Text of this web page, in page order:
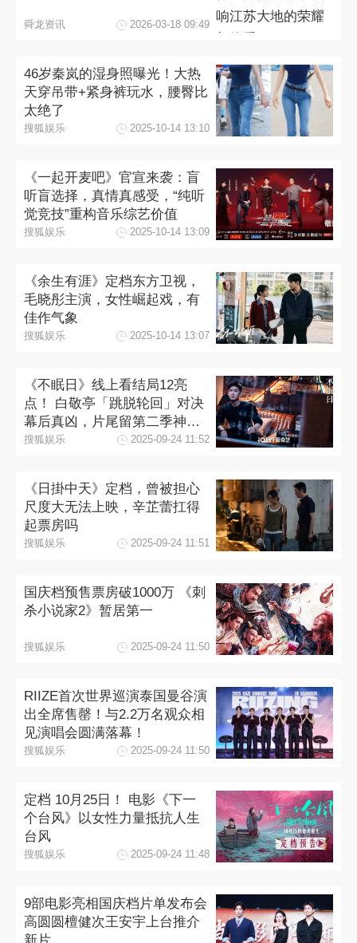
舜龙资讯 2026-03-18 09:49
46岁秦岚的湿身照曝光！大热
天穿吊带+紧身裤玩水，腰臀比
太绝了
搜狐娱乐 2025-10-14 13:10
《一起开麦吧》官宣来袭：盲
听盲选择，真情真感受，“纯听
觉竞技”重构音乐综艺价值
搜狐娱乐 2025-10-14 13:09
《余生有涯》定档东方卫视，
毛晓彤主演，女性崛起戏，有
佳作气象
搜狐娱乐 2025-10-14 13:07
《不眠日》线上看结局12亮
点！ 白敬亭「跳脱轮回」对决
幕后真凶，片尾留第二季神伏
笔
搜狐娱乐 2025-09-24 11:52
《日掛中天》定档，曾被担心
尺度大无法上映，辛芷蕾扛得
起票房吗
搜狐娱乐 2025-09-24 11:51
国庆档预售票房破1000万 《刺
杀小说家2》暂居第一
搜狐娱乐 2025-09-24 11:50
RIIZE首次世界巡演泰国曼谷演
出全席售罄！与2.2万名观众相
见演唱会圆满落幕！
搜狐娱乐 2025-09-24 11:50
定档 10月25日！ 电影《下一
个台风》以女性力量抵抗人生
台风
搜狐娱乐 2025-09-24 11:48
9部电影亮相国庆档片单发布会
高圆圆檀健次王安宇上台推介